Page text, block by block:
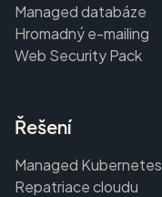
Managed databáze
Hromadný e-mailing
Web Security Pack
Řešení
Managed Kubernetes
Repatriace cloudu